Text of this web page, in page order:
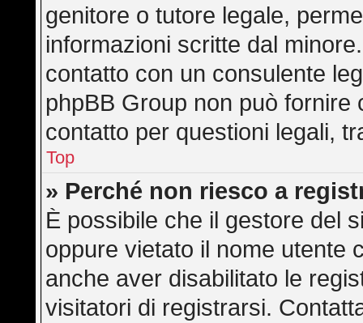
genitore o tutore legale,
informazioni scritte dal
contatto con un consulente
phpBB Group non può fornire
contatto per questioni legali,
Top
» Perché non riesco a
È possibile che il gestore del
oppure vietato il nome utente
anche aver disabilitato le
visitatori di registrarsi.